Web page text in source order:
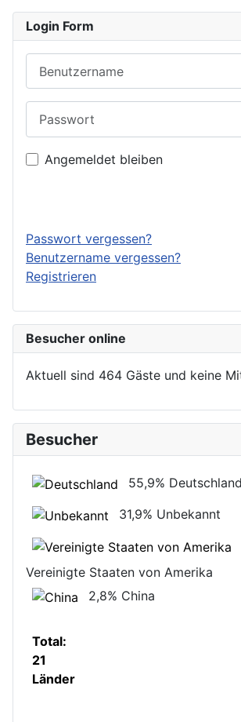
Login Form
Angemeldet bleiben
Passwort vergessen?
Benutzername vergessen?
Registrieren
Besucher online
Aktuell sind 464 Gäste und keine
Besucher
55,9% Deutschland
31,9% Unbekannt
Vereinigte Staaten von Amerika
2,8% China
Total:
21
Länder